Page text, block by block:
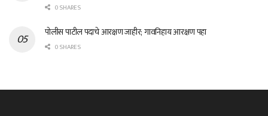
0 SHARES
पोलीस पाटील पदाचे आरक्षण जाहीर; गावनिहाय आरक्षण पहा
0 SHARES